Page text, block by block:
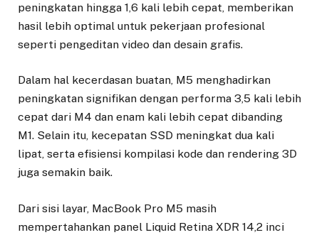
peningkatan hingga 1,6 kali lebih cepat, memberikan
hasil lebih optimal untuk pekerjaan profesional
seperti pengeditan video dan desain grafis.
Dalam hal kecerdasan buatan, M5 menghadirkan
peningkatan signifikan dengan performa 3,5 kali lebih
cepat dari M4 dan enam kali lebih cepat dibanding
M1. Selain itu, kecepatan SSD meningkat dua kali
lipat, serta efisiensi kompilasi kode dan rendering 3D
juga semakin baik.
Dari sisi layar, MacBook Pro M5 masih
mempertahankan panel Liquid Retina XDR 14,2 inci